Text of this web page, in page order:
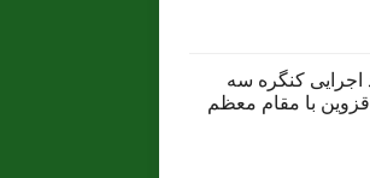
اجرایی کنگره سه
با مقام معظم